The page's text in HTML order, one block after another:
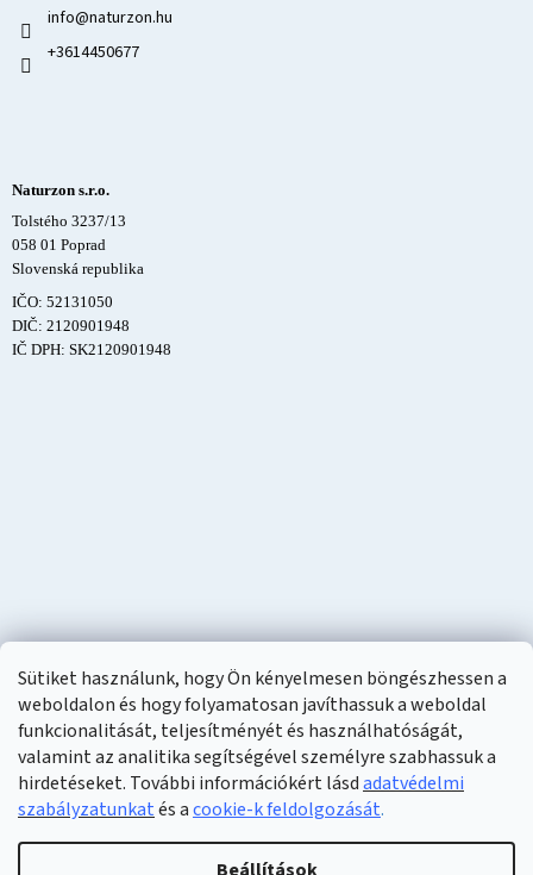
Sütiket használunk, hogy Ön kényelmesen böngészhessen a
weboldalon és hogy folyamatosan javíthassuk a weboldal
funkcionalitását, teljesítményét és használhatóságát,
valamint az analitika segítségével személyre szabhassuk a
hirdetéseket. További információkért lásdadatvédelmi
szabályzatunkatés acookie-k feldolgozását.
info@naturzon.hu
+3614450677
Naturzon s.r.o.
Tolstého 3237/13
058 01 Poprad
Slovenská republika
IČO: 52131050
DIČ: 2120901948
IČ DPH: SK2120901948
Shoptet készítette